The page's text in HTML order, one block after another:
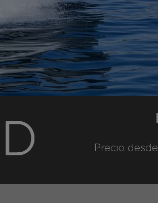
Precio desde